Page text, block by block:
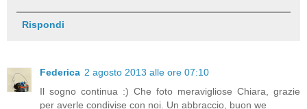
Rispondi
Federica 2 agosto 2013 alle ore 07:10
Il sogno continua :) Che foto meravigliose Chiara, grazie
per averle condivise con noi. Un abbraccio, buon we